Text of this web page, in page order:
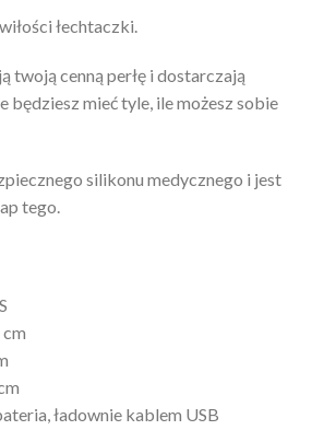
łechtaczki.
twoją cenną perłę i dostarczają
będziesz mieć tyle, ile możesz sobie
silikonu medycznego i jest
tego.
cm
ładownie kablem USB